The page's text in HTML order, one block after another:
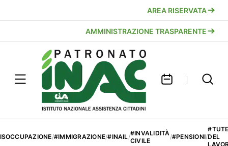
AREA RISERVATA
AMMINISTRAZIONE TRASPARENTE
/#IMMIGRAZIONE/#INAIL/#INVALIDITÀ
CIVILE
/#PENSIONI/DEL